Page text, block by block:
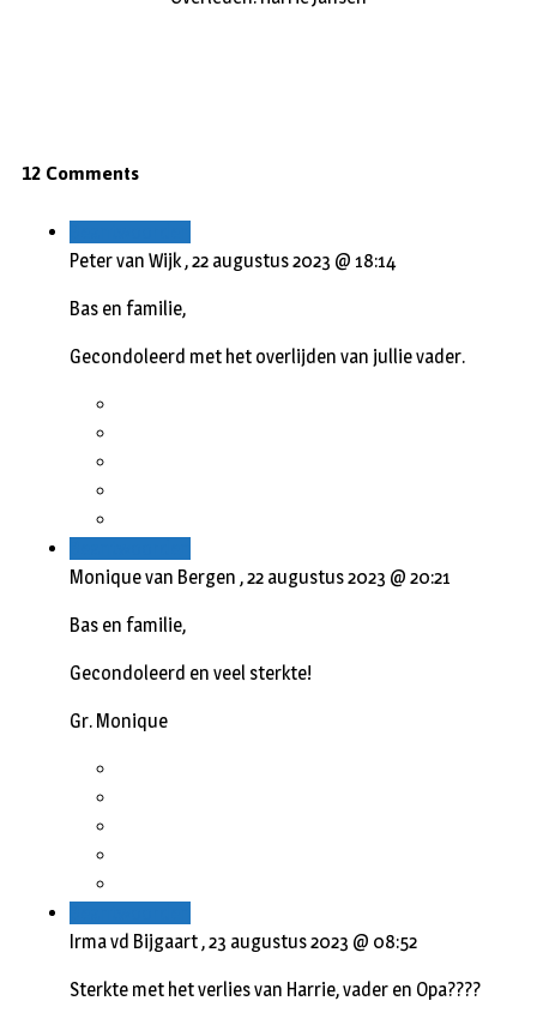
12 Comments
Peter van Wijk ,22 augustus 2023 @ 18:14
Bas en familie,
Gecondoleerd met het overlijden van jullie vader.
Monique van Bergen ,22 augustus 2023 @ 20:21
Bas en familie,
Gecondoleerd en veel sterkte!
Gr. Monique
Irma vd Bijgaart ,23 augustus 2023 @ 08:52
Sterkte met het verlies van Harrie, vader en Opa????